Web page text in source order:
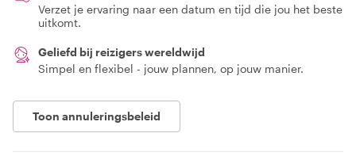
Verzet je ervaring naar een datum en tijd die jou het beste
uitkomt.
Geliefd bij reizigers wereldwijd
Simpel en flexibel - jouw plannen, op jouw manier.
Toon annuleringsbeleid